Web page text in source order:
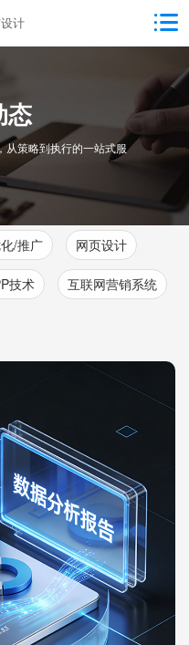
计
态
从策略到执行的一站式服
/推广 网页设计
技术 互联网营销系统